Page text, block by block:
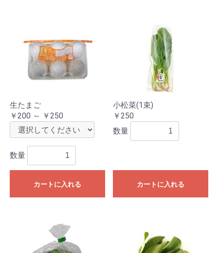
生たまご
￥200 ～ ￥250
数量
カートに入れる
小松菜(1束)
￥250
数量
カートに入れる